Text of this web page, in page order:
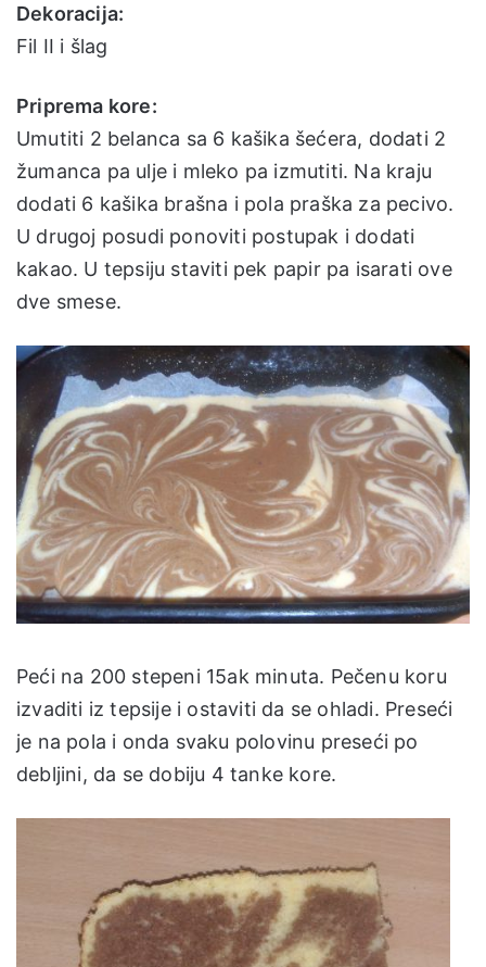
Dekoracija:
Fil II i šlag
Priprema kore:
Umutiti 2 belanca sa 6 kašika šećera, dodati 2
žumanca pa ulje i mleko pa izmutiti. Na kraju
dodati 6 kašika brašna i pola praška za pecivo.
U drugoj posudi ponoviti postupak i dodati
kakao. U tepsiju staviti pek papir pa isarati ove
dve smese.
Peći na 200 stepeni 15ak minuta. Pečenu koru
izvaditi iz tepsije i ostaviti da se ohladi. Preseći
je na pola i onda svaku polovinu preseći po
debljini, da se dobiju 4 tanke kore.